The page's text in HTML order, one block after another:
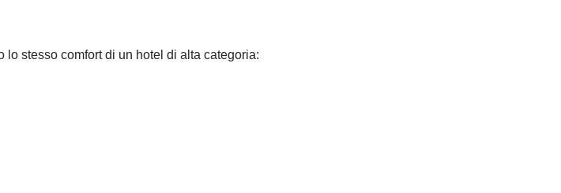
lo stesso comfort di un hotel di alta categoria: